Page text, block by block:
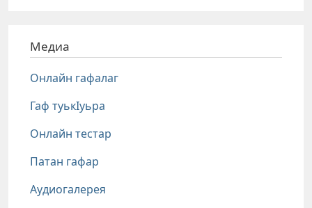
Медиа
Онлайн гафалаг
Гаф туькIуьра
Онлайн тестар
Патан гафар
Аудиогалерея